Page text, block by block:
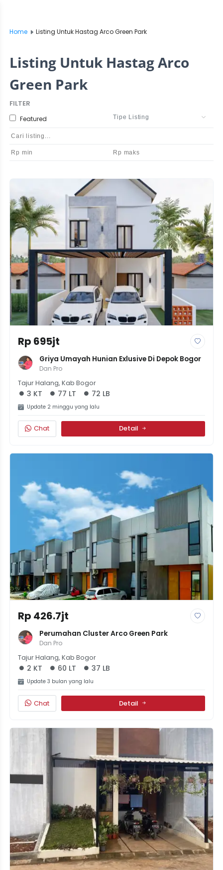
Home Listing Untuk Hastag Arco Green Park
Listing Untuk Hastag Arco
Green Park
FILTER
Featured
Rp 695jt
Griya Umayah Hunian Exlusive Di Depok Bogor
Dan Pro
Tajur Halang, Kab Bogor
3 KT 77 LT 72 LB
Update 2 minggu yang lalu
Chat Detail
Rp 426.7jt
Perumahan Cluster Arco Green Park
Dan Pro
Tajur Halang, Kab Bogor
2 KT 60 LT 37 LB
Update 3 bulan yang lalu
Chat Detail